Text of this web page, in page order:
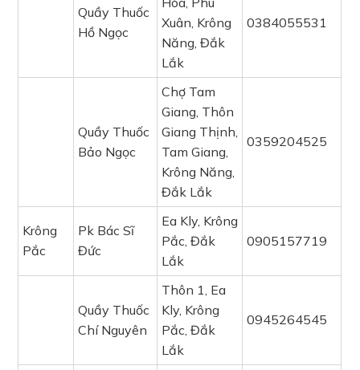
Quầy Thuốc
Hồ Ngọc
Xuân, Krông
Năng, Đắk
Lắk
0384055531
Quầy Thuốc
Bảo Ngọc
Chợ Tam
Giang, Thôn
Giang Thịnh,
Tam Giang,
Krông Năng,
Đắk Lắk
0359204525
Krông
Pắc
Pk Bác Sĩ
Đức
Ea Kly, Krông
Pắc, Đắk
Lắk
0905157719
Quầy Thuốc
Chí Nguyên
Thôn 1, Ea
Kly, Krông
Pắc, Đắk
Lắk
0945264545